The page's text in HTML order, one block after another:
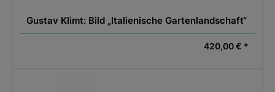
Gustav Klimt: Bild „Italienische Gartenlandschaft“
420,00 € *